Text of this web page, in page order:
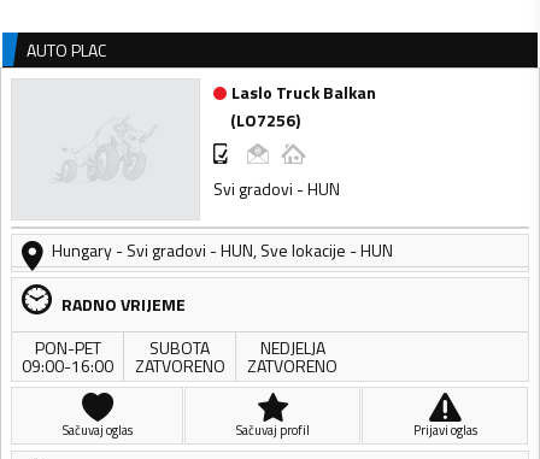
AUTO PLAC
Laslo Truck Balkan
(LO7256)
Svi gradovi - HUN
Hungary-Svi gradovi - HUN,Sve lokacije - HUN
RADNO VRIJEME
PON-PET
09:00-16:00
SUBOTA
ZATVORENO
NEDJELJA
ZATVORENO
Sačuvaj oglas Sačuvaj profil Prijavi oglas